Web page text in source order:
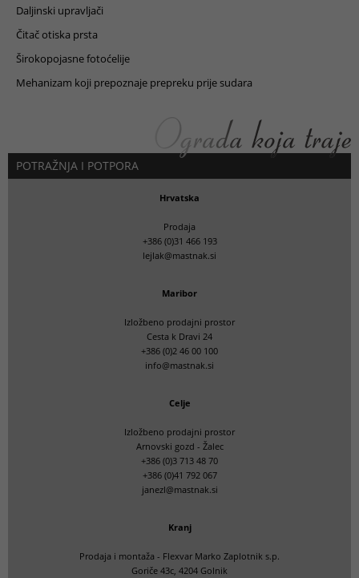
Daljinski upravljači
Čitač otiska prsta
Širokopojasne fotoćelije
Mehanizam koji prepoznaje prepreku prije sudara
POTRAŽNJA I POTPORA
Hrvatska
Prodaja
+386 (0)31 466 193
lejlak@mastnak.si
Maribor
Izložbeno prodajni prostor
Cesta k Dravi 24
+386 (0)2 46 00 100
info@mastnak.si
Celje
Izložbeno prodajni prostor
Arnovski gozd - Žalec
+386 (0)3 713 48 70
+386 (0)41 792 067
janezl@mastnak.si
Kranj
Prodaja i montaža - Flexvar Marko Zaplotnik s.p.
Goriče 43c, 4204 Golnik